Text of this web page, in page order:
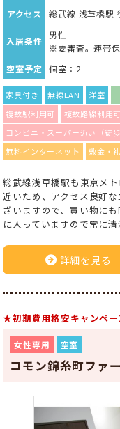
アクセス
総武線 浅草橋駅
入居条件
男性
※要審査。連帯保
空室予定
個室：2
家具付き 無線LAN 洋室
複数駅利用可
複数路線利用可
コンビニ・スーパー近い（徒歩
無料インターネット
敷金・
総武線浅草橋駅も東京メ
近いため、アクセス良好
ざいますので、買い物に
に入っていますので常に
詳細を見る
★初期費用格安キャンペ
女性専用 空室
コモン錦糸町ファ